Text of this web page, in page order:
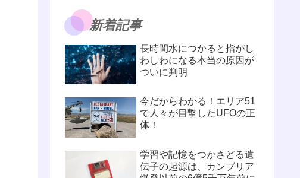
新着記事
長時間水につかると指がし
わしわになる本当の原因が
ついに判明
今だからわかる！エリア51
で人々が目撃したUFOの正
体！
学習や記憶をつかさどる遺
伝子の起源は、カンブリア